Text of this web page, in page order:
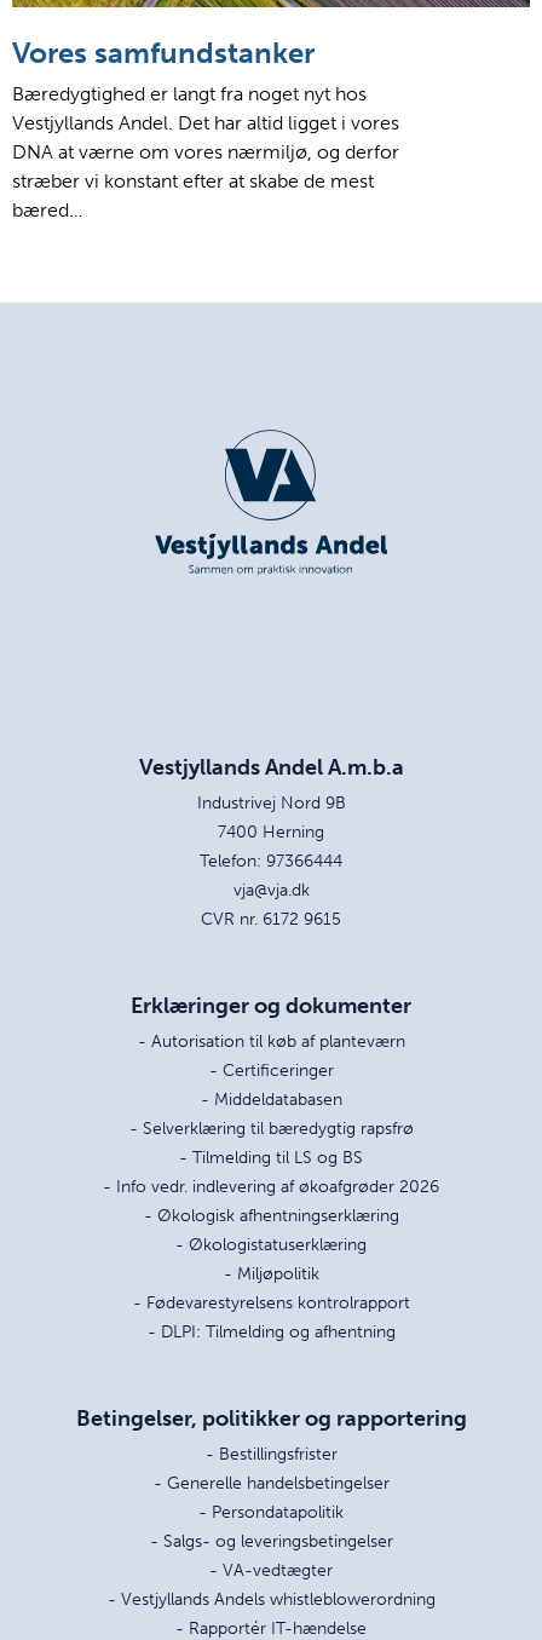
Vores samfundstanker
Bæredygtighed er langt fra noget nyt hos
Vestjyllands Andel. Det har altid ligget i vores
DNA at værne om vores nærmiljø, og derfor
stræber vi konstant efter at skabe de mest
bæred…
Vestjyllands Andel A.m.b.a
Industrivej Nord 9B
7400 Herning
Telefon: 97366444
vja@vja.dk
CVR nr. 6172 9615
Erklæringer og dokumenter
- Autorisation til køb af planteværn
- Certificeringer
- Middeldatabasen
- Selverklæring til bæredygtig rapsfrø
- Tilmelding til LS og BS
- Info vedr. indlevering af økoafgrøder 2026
- Økologisk afhentningserklæring
- Økologistatuserklæring
- Miljøpolitik
- Fødevarestyrelsens kontrolrapport
- DLPI: Tilmelding og afhentning
Betingelser, politikker og rapportering
- Bestillingsfrister
- Generelle handelsbetingelser
- Persondatapolitik
- Salgs- og leveringsbetingelser
- VA-vedtægter
- Vestjyllands Andels whistleblowerordning
- Rapportér IT-hændelse